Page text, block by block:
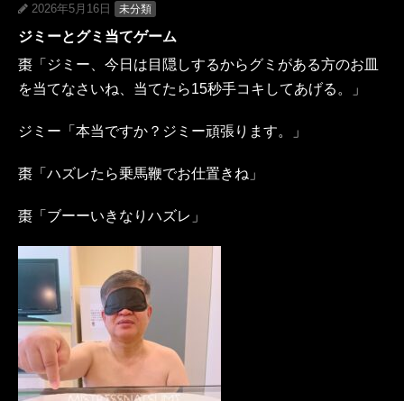
2026年5月16日 未分類
ジミーとグミ当てゲーム
棗「ジミー、今日は目隠しするからグミがある方のお皿
を当てなさいね、当てたら15秒手コキしてあげる。」
ジミー「本当ですか？ジミー頑張ります。」
棗「ハズレたら乗馬鞭でお仕置きね」
棗「ブーーいきなりハズレ」